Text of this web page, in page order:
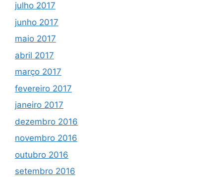
julho 2017
junho 2017
maio 2017
abril 2017
março 2017
fevereiro 2017
janeiro 2017
dezembro 2016
novembro 2016
outubro 2016
setembro 2016